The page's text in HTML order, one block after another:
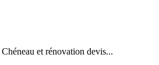
et rénovation devis...